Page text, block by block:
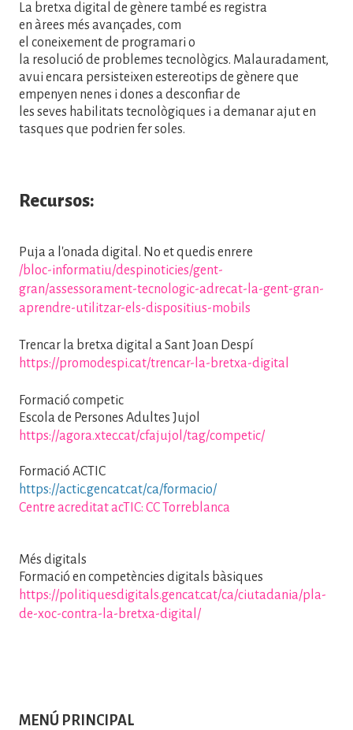
MENÚ PRINCIPAL
La bretxa digital de gènere també es registra
en àrees més avançades, com
el coneixement de programari o
la resolució de problemes tecnològics. Malauradament,
avui encara persisteixen estereotips de gènere que
empenyen nenes i dones a desconfiar de
les seves habilitats tecnològiques i a demanar ajut en
tasques que podrien fer soles.
Recursos:
Puja a l'onada digital. No et quedis enrere
/bloc-informatiu/despinoticies/gent-
gran/assessorament-tecnologic-adrecat-la-gent-gran-
aprendre-utilitzar-els-dispositius-mobils
Trencar la bretxa digital a Sant Joan Despí
https://promodespi.cat/trencar-la-bretxa-digital
Formació competic
Escola de Persones Adultes Jujol
https://agora.xtec.cat/cfajujol/tag/competic/
Formació ACTIC
https://actic.gencat.cat/ca/formacio/
Centre acreditat acTIC: CC Torreblanca
Més digitals
Formació en competències digitals bàsiques
https://politiquesdigitals.gencat.cat/ca/ciutadania/pla-
de-xoc-contra-la-bretxa-digital/